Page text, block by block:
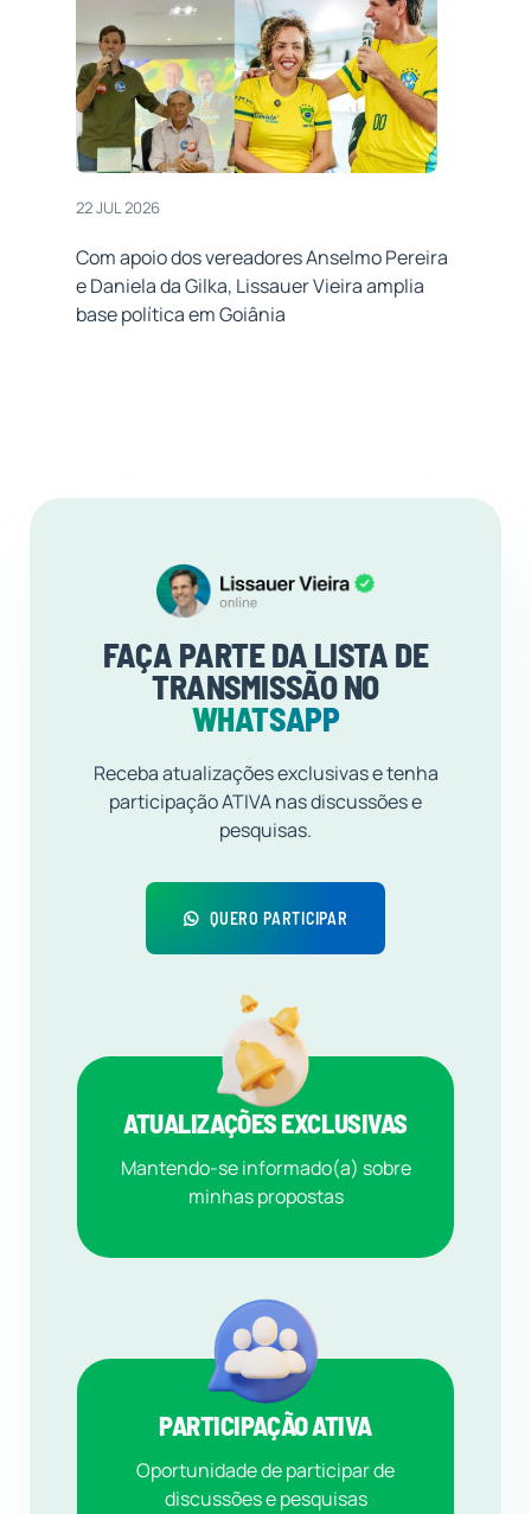
22 JUL 2026
Com apoio dos vereadores Anselmo Pereira
e Daniela da Gilka, Lissauer Vieira amplia
base política em Goiânia
FAÇA PARTE DA LISTA DE
TRANSMISSÃO NO
WHATSAPP
Receba atualizações exclusivas e tenha
participação ATIVA nas discussões e
pesquisas.
QUERO PARTICIPAR
ATUALIZAÇÕES EXCLUSIVAS
Mantendo-se informado(a) sobre
minhas propostas
PARTICIPAÇÃO ATIVA
Oportunidade de participar de
discussões e pesquisas